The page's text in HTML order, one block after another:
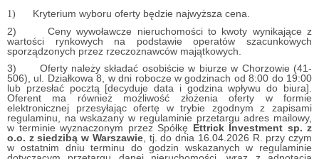
1) Kryterium wyboru oferty będzie najwyższa cena.
2) Ceny wywoławcze nieruchomości to kwoty wynikające z
wartości rynkowych na podstawie operatów szacunkowych
sporządzonych przez rzeczoznawców majątkowych.
3) Oferty należy składać osobiście w biurze w Chorzowie (41-
506), ul. Działkowa 8, w dni robocze w godzinach od 8:00 do 19:00
lub przesłać pocztą [decyduje data i godzina wpływu do biura].
Oferent ma również możliwość złożenia oferty w formie
elektronicznej przesyłając ofertę w trybie zgodnym z zapisami
regulaminu, na wskazany w regulaminie przetargu adres mailowy,
w terminie wyznaczonym przez Spółkę Ettrick Investment sp. z
o.o. z siedzibą w Warszawie, tj. do dnia 16.04.2026 R. przy czym
w ostatnim dniu terminu do godzin wskazanych w regulaminie